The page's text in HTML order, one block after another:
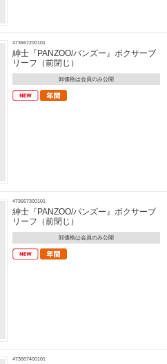
473667200101
紳士『PANZOO/パンズー』ボクサーブ
リーフ（前閉じ）
卸価格は会員のみ公開
473667300101
紳士『PANZOO/パンズー』ボクサーブ
リーフ（前閉じ）
卸価格は会員のみ公開
473667400101